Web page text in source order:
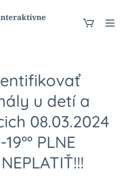
u detí a
08.03.2024
PLNE